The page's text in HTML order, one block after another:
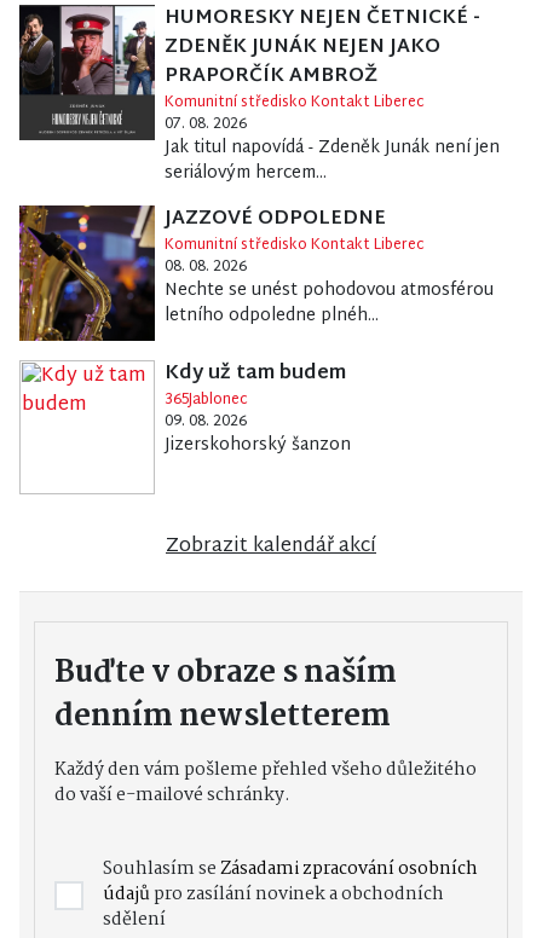
HUMORESKY NEJEN ČETNICKÉ -
ZDENĚK JUNÁK NEJEN JAKO
PRAPORČÍK AMBROŽ
Komunitní středisko Kontakt Liberec
07. 08. 2026
Jak titul napovídá - Zdeněk Junák není jen
seriálovým hercem...
JAZZOVÉ ODPOLEDNE
Komunitní středisko Kontakt Liberec
08. 08. 2026
Nechte se unést pohodovou atmosférou
letního odpoledne plnéh...
Kdy už tam budem
365Jablonec
09. 08. 2026
Jizerskohorský šanzon
Zobrazit kalendář akcí
Buďte v obraze s naším
denním newsletterem
Každý den vám pošleme přehled všeho důležitého
do vaší e-mailové schránky.
Souhlasím seZásadami zpracování osobních
údajůpro zasílání novinek a obchodních
sdělení